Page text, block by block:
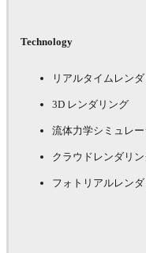
Technology
リアルタイムレン
3D レンダリング
流体力学シミュレ
クラウドレンダリ
フォトリアルレン